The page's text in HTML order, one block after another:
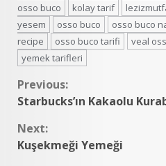
osso buco
kolay tarif
yesem
osso buco osso buco
recipe
osso buco tarifi veal
yemek tarifleri
Continue
Previous:
Starbucks’ın Kakaolu
Next:
Kuşekmeği Yemeği